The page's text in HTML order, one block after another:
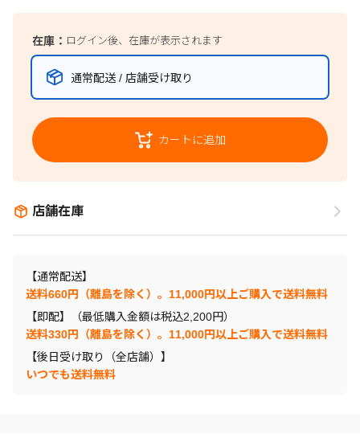
在庫： ログイン後、在庫が表示されます
通常配送 / 店舗受け取り
カートに追加
店舗在庫
【通常配送】
送料660円（離島を除く）。11,000円以上ご購入で送料無料
【即配】（最低購入金額は税込2,200円）
送料330円（離島を除く）。11,000円以上ご購入で送料無料
【後日受け取り（全店舗）】
いつでも送料無料